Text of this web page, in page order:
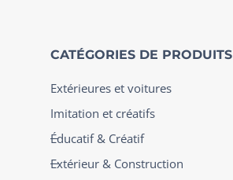
CATÉGORIES DE PRODUITS
Extérieures et voitures
Imitation et créatifs
Éducatif & Créatif
Extérieur & Construction